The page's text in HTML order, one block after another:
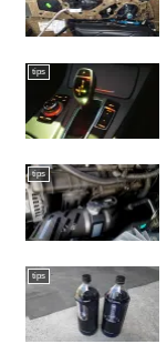
tips
tips
tips